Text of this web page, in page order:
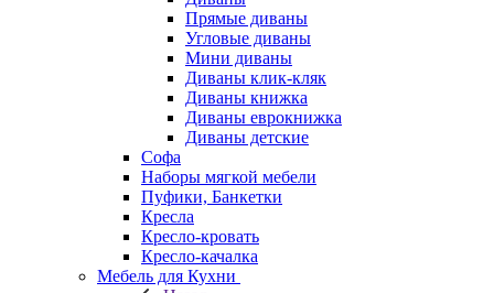
Прямые диваны
Угловые диваны
Мини диваны
Диваны клик-кляк
Диваны книжка
Диваны еврокнижка
Диваны детские
Софа
Наборы мягкой мебели
Пуфики, Банкетки
Кресла
Кресло-кровать
Кресло-качалка
Мебель для Кухни